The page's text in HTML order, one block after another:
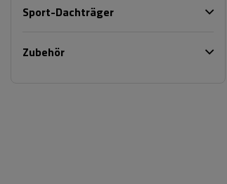
Sport-Dachträger
Zubehör